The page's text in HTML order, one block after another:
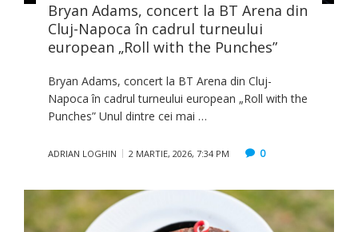
Bryan Adams, concert la BT Arena din
Cluj-Napoca în cadrul turneului
european „Roll with the Punches”
Bryan Adams, concert la BT Arena din Cluj-
Napoca în cadrul turneului european „Roll with the
Punches” Unul dintre cei mai …
ADRIAN LOGHIN 2 MARTIE, 2026, 7:34 PM 0